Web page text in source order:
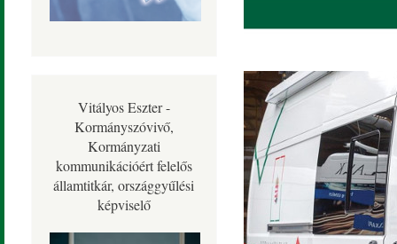
Vitályos Eszter -
Kormányszóvivő,
Kormányzati
kommunikációért felelős
államtitkár, országgyűlési
képviselő